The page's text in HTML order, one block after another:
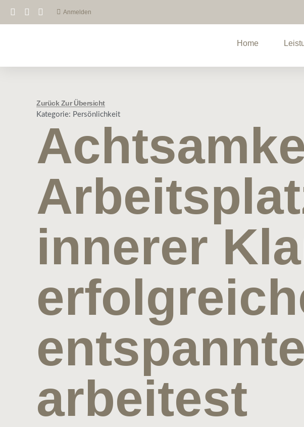
Anmelden
Home
Zurück Zur Übersicht
Kategorie: Persönlichkeit
innerer
arbeitest